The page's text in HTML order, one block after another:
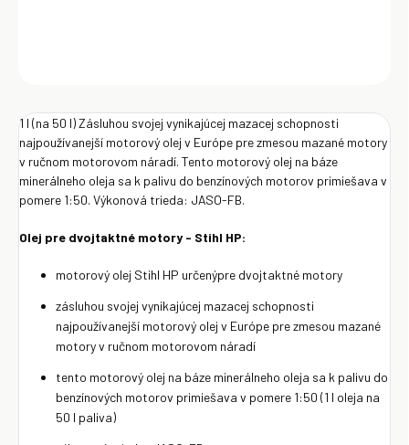
1 l (na 50 l) Zásluhou svojej vynikajúcej mazacej schopnosti
najpoužívanejší motorový olej v Európe pre zmesou mazané motory
v ručnom motorovom náradí. Tento motorový olej na báze
minerálneho oleja sa k palivu do benzínových motorov primiešava v
pomere 1:50. Výkonová trieda: JASO-FB.
Olej pre dvojtaktné motory - Stihl HP:
motorový olej Stihl HP určenýpre dvojtaktné motory
zásluhou svojej vynikajúcej mazacej schopnosti
najpoužívanejší motorový olej v Európe pre zmesou mazané
motory v ručnom motorovom náradí
tento motorový olej na báze minerálneho oleja sa k palivu do
benzínových motorov primiešava v pomere 1:50 (1 l oleja na
50 l paliva)